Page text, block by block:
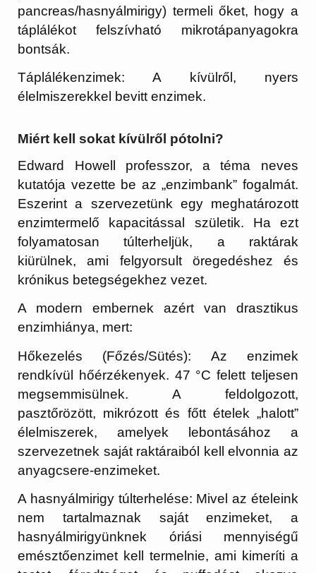
pancreas/hasnyálmirigy) termeli őket, hogy a
táplálékot felszívható mikrotápanyagokra
bontsák.
Táplálékenzimek: A kívülről, nyers
élelmiszerekkel bevitt enzimek.
Miért kell sokat kívülről pótolni?
Edward Howell professzor, a téma neves
kutatója vezette be az„enzimbank” fogalmát.
Eszerint a szervezetünk egy meghatározott
enzimtermelő kapacitással születik. Ha ezt
folyamatosan túlterheljük, a raktárak
kiürülnek, ami felgyorsult öregedéshez és
krónikus betegségekhez vezet.
A modern embernek azért van drasztikus
enzimhiánya, mert:
Hőkezelés (Főzés/Sütés): Az enzimek
rendkívül hőérzékenyek. 47 °C felett teljesen
megsemmisülnek. A feldolgozott,
pasztőrözött, mikrózott és főtt ételek „halott”
élelmiszerek, amelyek lebontásához a
szervezetnek saját raktáraiból kell elvonnia az
anyagcsere-enzimeket.
A hasnyálmirigy túlterhelése: Mivel az ételeink
nem tartalmaznak saját enzimeket, a
hasnyálmirigyünknek óriási mennyiségű
emésztőenzimet kell termelnie, ami kimeríti a